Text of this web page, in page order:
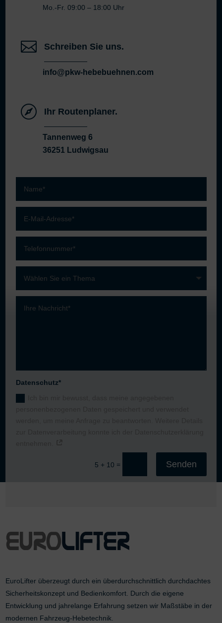
Mo.-Fr. 09:00 – 18:00 Uhr
 Schreiben Sie uns.
info@pkw-hebebuehnen.com
 Ihr Routenplaner.
Tannenweg 6
36251 Ludwigsau
Datenschutz*
5 + 10 = Senden
EuroLifter überzeugt durch ein überdurchschnittlich durchdachtes
Sicherheitskonzept und Bedienkomfort. Durch die eigene
Entwicklung und jahrelange Erfahrung setzen wir Maßstäbe in der
modernen Fahrzeug-Hebetechnik.